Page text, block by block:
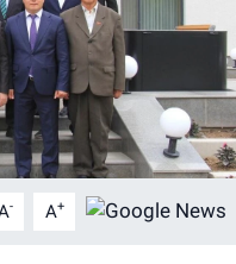
- A+